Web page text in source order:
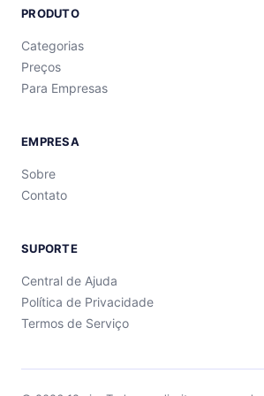
PRODUTO
Categorias
Preços
Para Empresas
EMPRESA
Sobre
Contato
SUPORTE
Central de Ajuda
Política de Privacidade
Termos de Serviço